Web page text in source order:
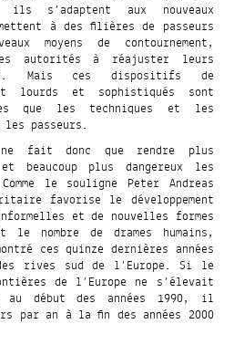
s’adaptent aux nouveaux
à des filières de passeurs
moyens de contournement,
autorités à réajuster leurs
Mais ces dispositifs de
lourds et sophistiqués sont
que les techniques et les
passeurs.
ne fait donc que rendre plus
plus dangereux les
le souligne Peter Andreas
favorise le développement
et de nouvelles formes
nombre de drames humains,
ces quinze dernières années
rives sud de l’Europe. Si le
de l’Europe ne s’élevait
au début des années 1990, il
an à la fin des années 2000